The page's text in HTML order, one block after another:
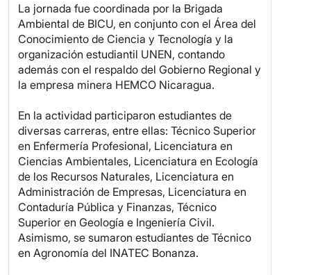
La jornada fue coordinada por la Brigada
Ambiental de BICU, en conjunto con el Área del
Conocimiento de Ciencia y Tecnología y la
organización estudiantil UNEN, contando
además con el respaldo del Gobierno Regional y
la empresa minera HEMCO Nicaragua.
En la actividad participaron estudiantes de
diversas carreras, entre ellas: Técnico Superior
en Enfermería Profesional, Licenciatura en
Ciencias Ambientales, Licenciatura en Ecología
de los Recursos Naturales, Licenciatura en
Administración de Empresas, Licenciatura en
Contaduría Pública y Finanzas, Técnico
Superior en Geología e Ingeniería Civil.
Asimismo, se sumaron estudiantes de Técnico
en Agronomía del INATEC Bonanza.